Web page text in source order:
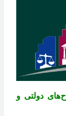
دولتی و